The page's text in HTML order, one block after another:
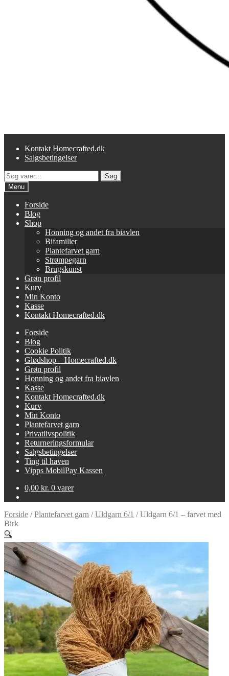
Kontakt Homecrafted.dk
Salgsbetingelser
Søg
efter:
Søg
Menu
Forside
Blog
Shop
Honning og andet fra biavlen
Bifamilier
Plantefarvet garn
Strømpegarn
Brugskunst
Grøn profil
Kurv
Min Konto
Kasse
Kontakt Homecrafted.dk
Forside
Blog
Cookie Politik
Glødshop – Homecrafted.dk
Grøn profil
Honning og andet fra biavlen
Kasse
Kontakt Homecrafted.dk
Kurv
Min Konto
Plantefarvet garn
Privatlivspolitik
Returneringsformular
Salgsbetingelser
Ting til haven
Vipps MobilPay Kassen
0,00 kr. 0 varer
Forside /Plantefarvet garn /Uldgarn 6/1 /Uldgarn 6/1 – farvet med
Birk
🔍